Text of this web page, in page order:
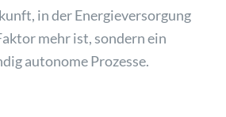
in der Energieversorgung
mehr ist, sondern ein
autonome Prozesse.